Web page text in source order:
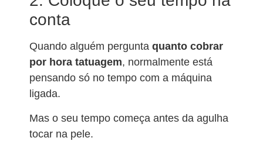
conta
Quando alguém pergunta quanto cobrar
por hora tatuagem, normalmente está
pensando só no tempo com a máquina
ligada.
Mas o seu tempo começa antes da agulha
tocar na pele.